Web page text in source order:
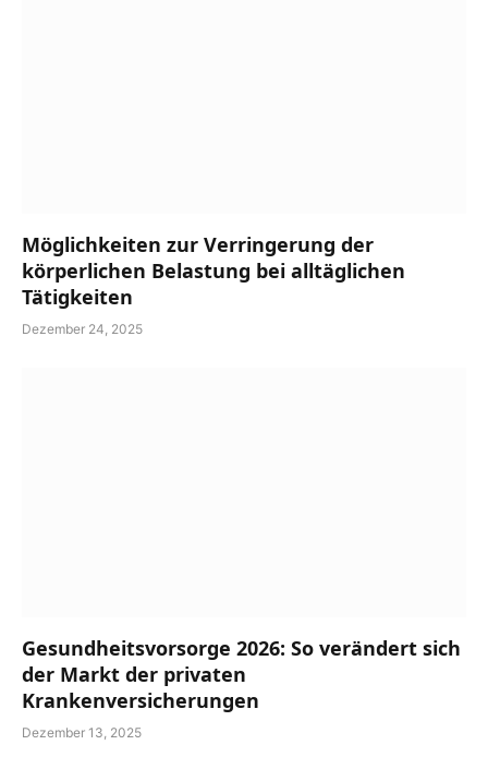
Möglichkeiten zur Verringerung der
körperlichen Belastung bei alltäglichen
Tätigkeiten
Dezember 24, 2025
Gesundheitsvorsorge 2026: So verändert sich
der Markt der privaten
Krankenversicherungen
Dezember 13, 2025